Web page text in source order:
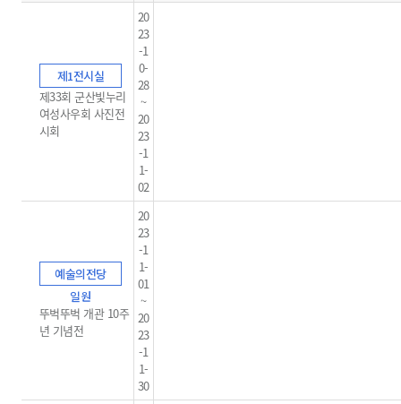
제1전시실
제33회 군산빛누리
여성사우회 사진전
시회
20
23
-1
0-
28
~
20
23
-1
1-
02
예술의전당
일원
뚜벅뚜벅 개관 10주
년 기념전
20
23
-1
1-
01
~
20
23
-1
1-
30